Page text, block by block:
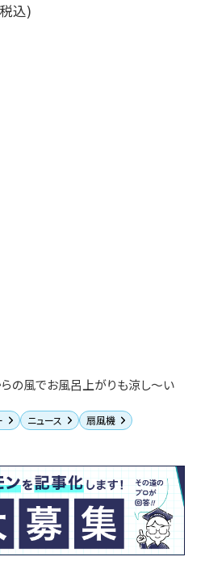
込)
らの風でお風呂上がりも涼し～い
ニュース
扇風機